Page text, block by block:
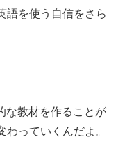
語を使う自信をさら
な教材を作ることが
っていくんだよ。